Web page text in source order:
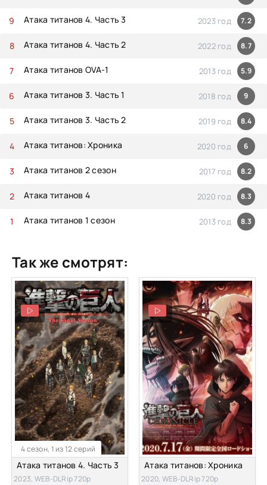
Атака титанов 1 сезон 2013 год 8.3
Атака титанов 4 2020 год 8.3
Атака титанов 2 сезон 2017 год 8.2
Атака титанов: Хроника 2020 год 6
Атака титанов 3. Часть 2 2019 год 8.4
Атака титанов 3. Часть 1 2018 год 9
Атака титанов OVA-1 2013 год 5.9
Атака титанов 4. Часть 2 2022 год 8.7
Атака титанов 4. Часть 3 2023 год 7.2
Так же смотрят:
4 сезон, 1 из 12 серий
Атака титанов 4. Часть 3
2023, WEB-DLRip 720p
Атака титанов: Хроника
2020, WEB-DLRip 720p